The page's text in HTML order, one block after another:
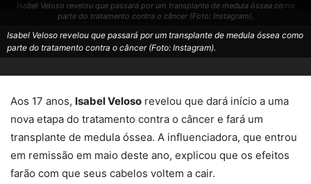
Isabel Veloso revelou que passará por um transplante de medula óssea como
parte do tratamento contra o câncer (Foto: Instagram).
Isabel Veloso revelou que passará por um transplante de medula óssea como
parte do tratamento contra o câncer (Foto: Instagram).
Aos 17 anos, Isabel Veloso revelou que dará início a uma
nova etapa do tratamento contra o câncer e fará um
transplante de medula óssea. A influenciadora, que entrou
em remissão em maio deste ano, explicou que os efeitos
farão com que seus cabelos voltem a cair.